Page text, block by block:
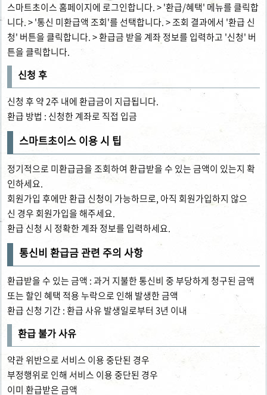
스마트초이스 홈페이지에 로그인합니다. > '환급/혜택' 메뉴를 클릭합
니다. > '통신 미환급액 조회'를 선택합니다. > 조회 결과에서 '환급 신
청' 버튼을 클릭합니다. > 환급금 받을 계좌 정보를 입력하고 '신청' 버
튼을 클릭합니다.
신청 후
신청 후 약 2주 내에 환급금이 지급됩니다.
환급 방법 : 신청한 계좌로 직접 입금
스마트초이스 이용 시 팁
정기적으로 미환급금을 조회하여 환급받을 수 있는 금액이 있는지 확
인하세요.
회원가입 후에만 환급 신청이 가능하므로, 아직 회원가입하지 않으
신 경우 회원가입을 해주세요.
환급 신청 시 정확한 계좌 정보를 입력하세요.
통신비 환급금 관련 주의 사항
환급받을 수 있는 금액 : 과거 지불한 통신비 중 부당하게 청구된 금액
또는 할인 혜택 적용 누락으로 인해 발생한 금액
환급 신청 기간 : 환급 사유 발생일로부터 3년 이내
환급 불가 사유
약관 위반으로 서비스 이용 중단된 경우
부정행위로 인해 서비스 이용 중단된 경우
이미 환급받은 금액